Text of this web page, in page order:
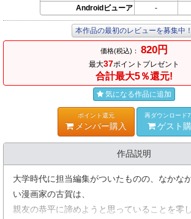
Androidビューア
-
本作品の最初のレビューを募集中！
価格(税込)： 820円
最大37ポイントプレゼント
合計最大5％還元!
気になる作品に追加
ポイント還元
メンバー購入
再ダウンロード
ゲスト
作品説明
大学時代に担当編集がついたものの、なかな
い漫画家の古賀は、
親友の恭平に諦めようと思っていることを零